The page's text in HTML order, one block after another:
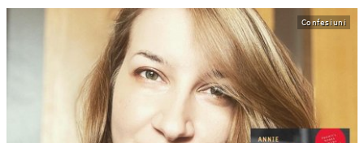
Confesiuni